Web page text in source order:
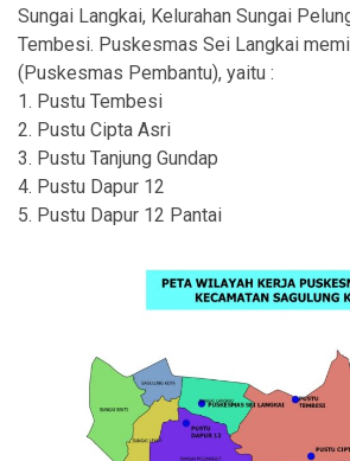
Sungai Langkai, Kelurahan Sungai
Tembesi. Puskesmas Sei Langkai
(Puskesmas Pembantu), yaitu :
1. Pustu Tembesi
2. Pustu Cipta Asri
3. Pustu Tanjung Gundap
4. Pustu Dapur 12
5. Pustu Dapur 12 Pantai